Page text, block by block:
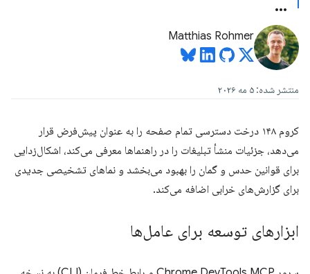
Matthias Rohmer
منتشر شده: ۵ مه ۲۰۲۶
کروم ۱۴۸ درخت دسترسی تمام صفحه را به عنوان پیش‌فرض قرار
می‌دهد، جزئیات منشأ تبلیغات را در راهنماها معرفی می‌کند، اشکال‌زدایی
برای قوانین حدس و گمان را بهبود می‌بخشد و نماهای تشخیصی جدیدی
برای گزارش‌های خرابی اضافه می‌کند.
ابزارهای توسعه برای عامل‌ها